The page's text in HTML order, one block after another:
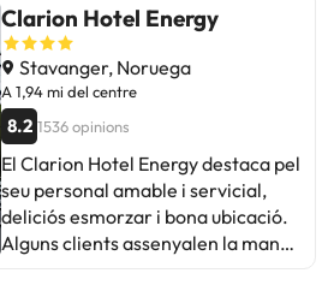
Clarion Hotel Energy
Stavanger, Noruega
A 1,94 mi del centre
8.2 1536 opinions
El Clarion Hotel Energy destaca pel
seu personal amable i servicial,
deliciós esmorzar i bona ubicació.
Alguns clients assenyalen la manca